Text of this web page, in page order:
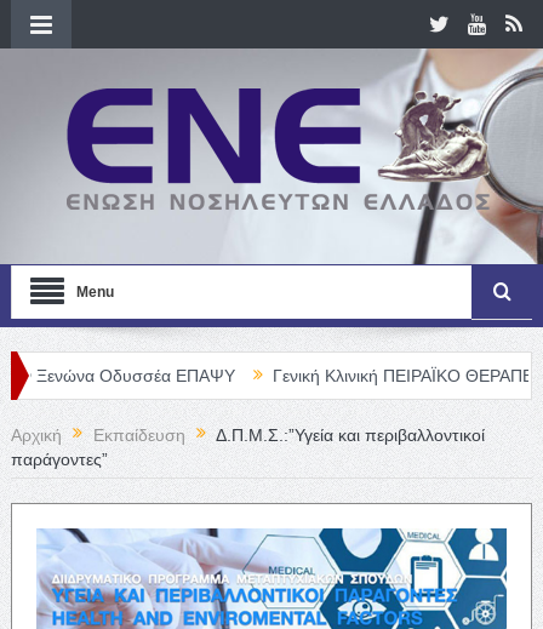
Menu
Οδυσσέα ΕΠΑΨΥ Γενική Κλινική ΠΕΙΡΑΪΚΟ ΘΕΡΑΠΕΥΤΗΡΙΟ Α.
Αρχική Εκπαίδευση
Δ.Π.Μ.Σ.:”Υγεία και περιβαλλοντικοί
παράγοντες”